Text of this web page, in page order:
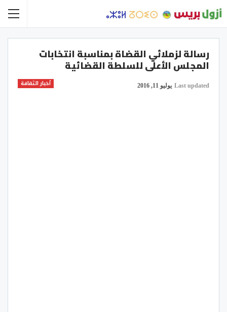
رسالة لزملائي القضاة بمناسبة انتخابات
المجلس الأعلى للسلطة القضائية
أخبار الثقافة Last updated يوليو 11, 2016